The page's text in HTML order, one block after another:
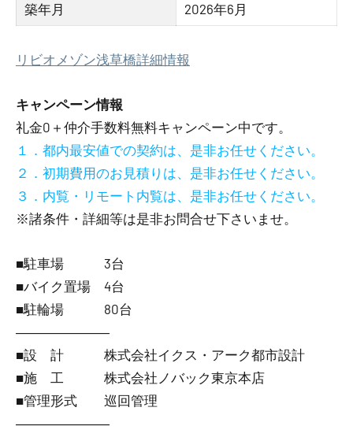
築年月 2026年6月
リビオメゾン浅草橋詳細情報
キャンペーン情報
礼金0 ＋ 仲介手数料無料キャンペーン中です。
１．都内最安値での契約は、是非お任せください。
２．初期費用のお見積りは、是非お任せください。
３．内覧・リモート内覧は、是非お任せください。
※諸条件・詳細等は是非お問合せ下さいませ。
■駐車場 3台
■バイク置場 4台
■駐輪場 80台
―――――――
■設 計 株式会社イクス・アーク都市設計
■施 工 株式会社ノバック東京本店
■管理形式 巡回管理
―――――――